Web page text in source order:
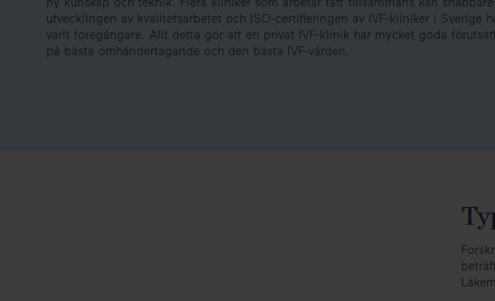
utvecklingen av kvalitetsarbetet och ISO-certifieringen av IVF-kliniker i Sverige
varit föregångare. Allt detta gör att en privat IVF-klinik har mycket goda
på bästa omhändertagande och den bästa IVF-vården.